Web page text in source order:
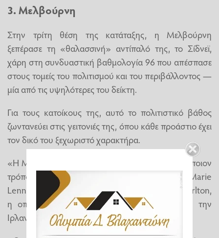
3. Μελβούρνη
Στην τρίτη θέση της κατάταξης, η Μελβούρνη
ξεπέρασε τη «θαλασσινή» αντίπαλό της, το Σίδνεϊ,
χάρη στη συνδυαστική βαθμολογία 96 που απέσπασε
στους τομείς του πολιτισμού και του περιβάλλοντος —
μία από τις υψηλότερες του δείκτη.
Για τους κατοίκους της, αυτό το πολιτιστικό βάθος
ζωντανεύει στις γειτονιές της, όπου κάθε προάστιο έχει
τον δικό του ξεχωριστό χαρακτήρα.
«Η Μελβούρνη είναι μια μεγάλη πόλη που, με κάποιον
τρόπο, λειτουργεί σαν χωριό», λέει η Anne Marie
Lennon, γενική διευθύντρια του Crowne Plaza Carlton,
η οποία έχει εργαστεί στο Ηνωμένο Βασίλειο, την
Ιρλανδία και την Αυστραλία.